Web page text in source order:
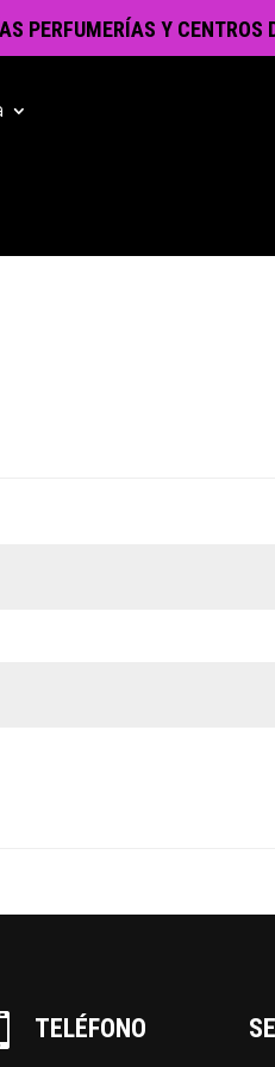
PERFUMERÍAS Y CENTROS
TELÉFONO